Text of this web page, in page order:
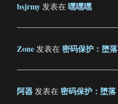
bsjrmy发表在嘿嘿嘿
Zone发表在密码保护：堕落
阿器发表在密码保护：堕落